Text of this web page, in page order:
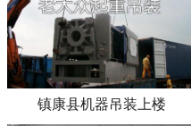
镇康县机器吊装上楼